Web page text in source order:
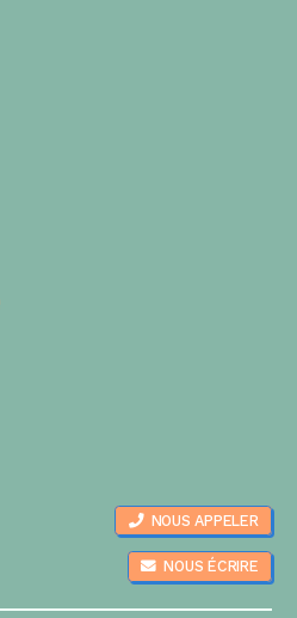
NOUS APPELER
NOUS ÉCRIRE